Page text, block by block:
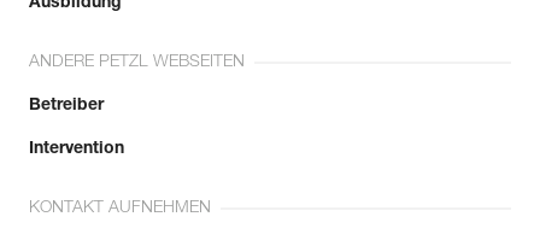
ANDERE PETZL WEBSEITEN
Betreiber
Intervention
KONTAKT AUFNEHMEN